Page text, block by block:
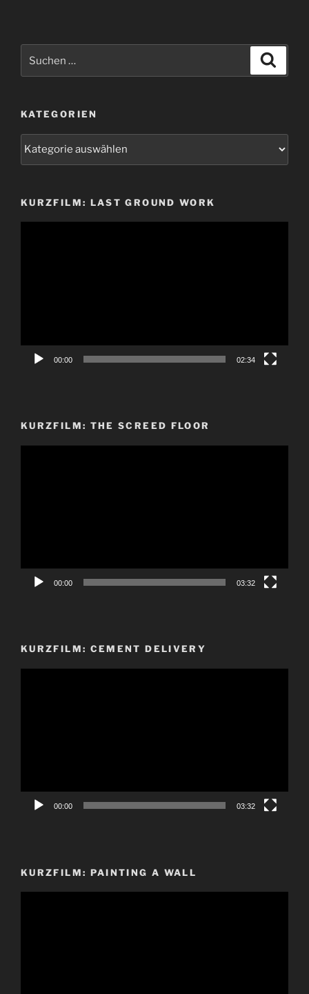
KATEGORIEN
KURZFILM: LAST GROUND WORK
00:00 02:34
KURZFILM: THE SCREED FLOOR
00:00 03:32
KURZFILM: CEMENT DELIVERY
00:00 03:32
KURZFILM: PAINTING A WALL